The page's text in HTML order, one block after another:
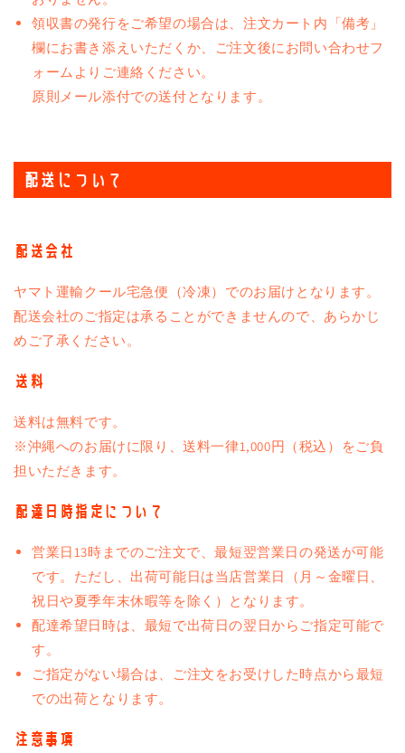
領収書の発行をご希望の場合は、注文カート内「備考」
欄にお書き添えいただくか、ご注文後にお問い合わせフ
ォームよりご連絡ください。
原則メール添付での送付となります。
配送について
配送会社
ヤマト運輸クール宅急便（冷凍）でのお届けとなります。
配送会社のご指定は承ることができませんので、あらかじ
めご了承ください。
送料
送料は無料です。
※沖縄へのお届けに限り、送料一律1,000円（税込）をご負
担いただきます。
配達日時指定について
営業日13時までのご注文で、最短翌営業日の発送が可能
です。ただし、出荷可能日は当店営業日（月～金曜日、
祝日や夏季年末休暇等を除く）となります。
配達希望日時は、最短で出荷日の翌日からご指定可能で
す。
ご指定がない場合は、ご注文をお受けした時点から最短
での出荷となります。
注意事項